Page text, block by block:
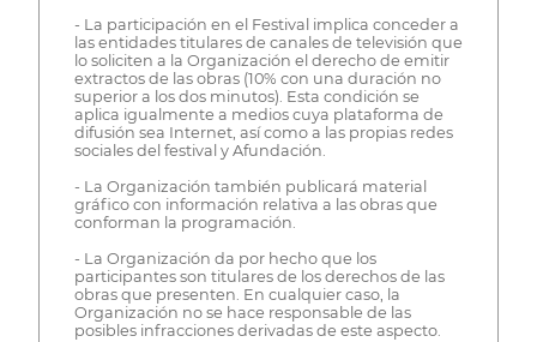
- La participación en el Festival implica conceder a
las entidades titulares de canales de televisión que
lo soliciten a la Organización el derecho de emitir
extractos de las obras (10% con una duración no
superior a los dos minutos). Esta condición se
aplica igualmente a medios cuya plataforma de
difusión sea Internet, así como a las propias redes
sociales del festival y Afundación.
- La Organización también publicará material
gráfico con información relativa a las obras que
conforman la programación.
- La Organización da por hecho que los
participantes son titulares de los derechos de las
obras que presenten. En cualquier caso, la
Organización no se hace responsable de las
posibles infracciones derivadas de este aspecto.